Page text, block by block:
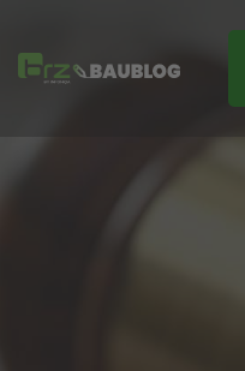
the
main